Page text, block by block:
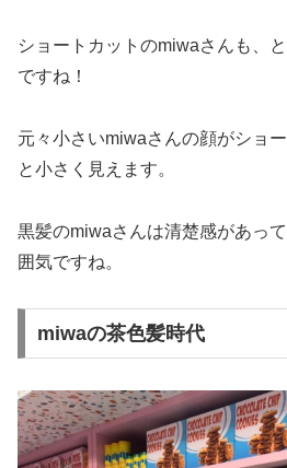
ショートカットのmiwaさんも、
ですね！
元々小さいmiwaさんの顔がショ
と小さく見えます。
黒髪のmiwaさんは清楚感があっ
囲気ですね。
miwaの茶色髪時代